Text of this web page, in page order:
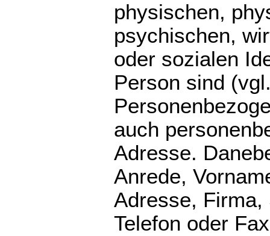
physischen,
psychischen,
oder sozialen
Person sind
auch
Adresse.
Anrede,
Adresse,
Telefon oder